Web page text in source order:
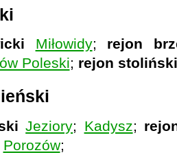
Miłowidy; rejon
Poleski; rejon stoliński
Jeziory; Kadysz;
Porozów;